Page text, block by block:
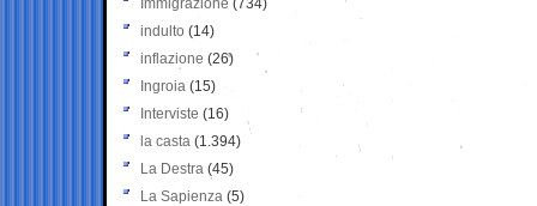
Immigrazione (734)
indulto (14)
inflazione (26)
Ingroia (15)
Interviste (16)
la casta (1.394)
La Destra (45)
La Sapienza (5)